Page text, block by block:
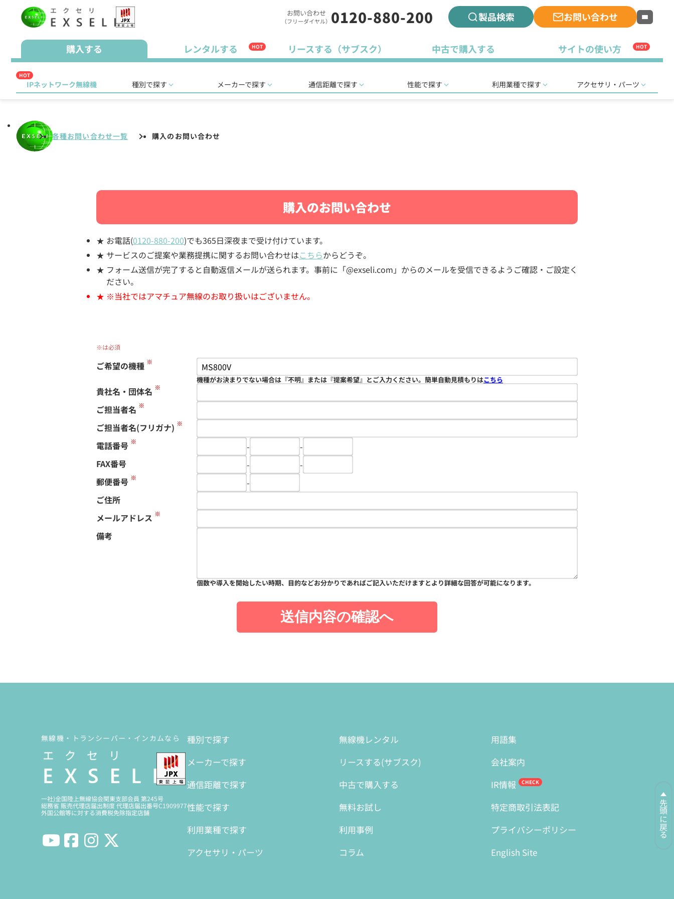
お問い合わせ
（フリーダイヤル） 0120-880-200 製品検索 お問い合わせ
購入する レンタルする HOT リースする（サブスク） 中古で購入する サイトの使い方 HOT
HOT
IPネットワーク無線機 種別で探す メーカーで探す 通信距離で探す 性能で探す 利用業種で探す アクセサリ・パーツ
各種お問い合わせ一覧 購入のお問い合わせ
購入のお問い合わせ
お電話(0120-880-200)でも365日深夜まで受け付けています。
サービスのご提案や業務提携に関するお問い合わせはこちらからどうぞ。
フォーム送信が完了すると自動返信メールが送られます。事前に「@exseli.com」からのメールを受信できるようご確認・ご設定く
ださい。
※当社ではアマチュア無線のお取り扱いはございません。
※は必須
ご希望の機種 ※
機種がお決まりでない場合は『不明』または『提案希望』とご入力ください。簡単自動見積もりはこちら
貴社名・団体名 ※
ご担当者名 ※
ご担当者名(フリガナ) ※
電話番号 ※ -
-
FAX番号
-
-
郵便番号 ※
-
ご住所
メールアドレス ※
備考
個数や導入を開始したい時期、目的などお分かりであればご記入いただけますとより詳細な回答が可能になります。
送信内容の確認へ
先頭に戻る
無線機・トランシーバー・インカムなら
一社)全国陸上無線協会関東支部会員 第245号
総務省 販売代理店届出制度 代理店届出番号C1909977
外国公館等に対する消費税免除指定店舗
種別で探す
メーカーで探す
通信距離で探す
性能で探す
利用業種で探す
アクセサリ・パーツ
無線機レンタル
リースする(サブスク)
中古で購入する
無料お試し
利用事例
コラム
用語集
会社案内
IR情報
特定商取引法表記
プライバシーポリシー
English Site